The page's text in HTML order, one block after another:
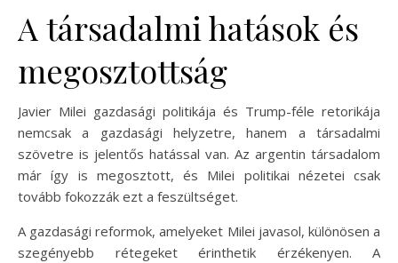
A társadalmi hatások és
megosztottság
Javier Milei gazdasági politikája és Trump-féle retorikája
nemcsak a gazdasági helyzetre, hanem a társadalmi
szövetre is jelentős hatással van. Az argentin társadalom
már így is megosztott, és Milei politikai nézetei csak
tovább fokozzák ezt a feszültséget.
A gazdasági reformok, amelyeket Milei javasol, különösen a
szegényebb rétegeket érinthetik érzékenyen. A